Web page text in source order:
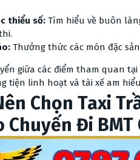
thiểu số: Tìm hiểu về buôn
Thưởng thức các món đặc
giữa các điểm tham quan
tiện linh hoạt và tài xế am
Chọn Taxi
Chuyến Đi BMT